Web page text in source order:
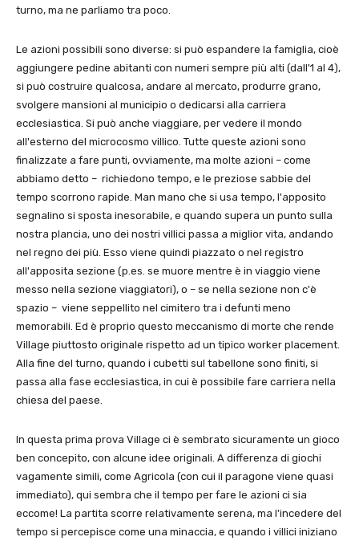
turno, ma ne parliamo tra poco.
Le azioni possibili sono diverse: si può espandere la famiglia, cioè
aggiungere pedine abitanti con numeri sempre più alti (dall'1 al 4),
si può costruire qualcosa, andare al mercato, produrre grano,
svolgere mansioni al municipio o dedicarsi alla carriera
ecclesiastica. Si può anche viaggiare, per vedere il mondo
all'esterno del microcosmo villico. Tutte queste azioni sono
finalizzate a fare punti, ovviamente, ma molte azioni – come
abbiamo detto – richiedono tempo, e le preziose sabbie del
tempo scorrono rapide. Man mano che si usa tempo, l'apposito
segnalino si sposta inesorabile, e quando supera un punto sulla
nostra plancia, uno dei nostri villici passa a miglior vita, andando
nel regno dei più. Esso viene quindi piazzato o nel registro
all'apposita sezione (p.es. se muore mentre è in viaggio viene
messo nella sezione viaggiatori), o – se nella sezione non c'è
spazio – viene seppellito nel cimitero tra i defunti meno
memorabili. Ed è proprio questo meccanismo di morte che rende
Village piuttosto originale rispetto ad un tipico worker placement.
Alla fine del turno, quando i cubetti sul tabellone sono finiti, si
passa alla fase ecclesiastica, in cui è possibile fare carriera nella
chiesa del paese.
In questa prima prova Village ci è sembrato sicuramente un gioco
ben concepito, con alcune idee originali. A differenza di giochi
vagamente simili, come Agricola (con cui il paragone viene quasi
immediato), qui sembra che il tempo per fare le azioni ci sia
eccome! La partita scorre relativamente serena, ma l'incedere del
tempo si percepisce come una minaccia, e quando i villici iniziano